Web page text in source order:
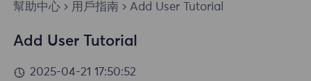
幫助中心 用戶指南 Add User Tutorial
Add User Tutorial
2025-04-21 17:50:52